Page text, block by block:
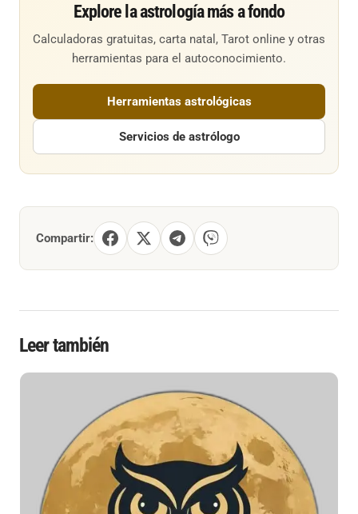
Explore la astrología más a fondo
Calculadoras gratuitas, carta natal, Tarot online y otras
herramientas para el autoconocimiento.
Herramientas astrológicas
Servicios de astrólogo
Compartir:
Leer también